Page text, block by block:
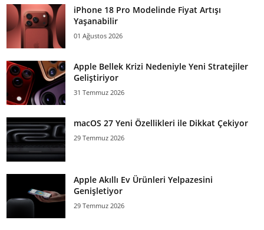
iPhone 18 Pro Modelinde Fiyat Artışı
Yaşanabilir
01 Ağustos 2026
Apple Bellek Krizi Nedeniyle Yeni Stratejiler
Geliştiriyor
31 Temmuz 2026
macOS 27 Yeni Özellikleri ile Dikkat Çekiyor
29 Temmuz 2026
Apple Akıllı Ev Ürünleri Yelpazesini
Genişletiyor
29 Temmuz 2026